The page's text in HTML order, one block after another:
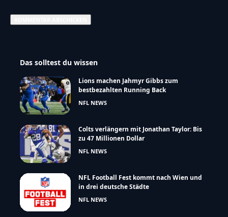
Das solltest du wissen
Lions machen Jahmyr Gibbs zum
bestbezahlten Running Back
NFL NEWS
Colts verlängern mit Jonathan Taylor: Bis
zu 47 Millionen Dollar
NFL NEWS
NFL Football Fest kommt nach Wien und
in drei deutsche Städte
NFL NEWS